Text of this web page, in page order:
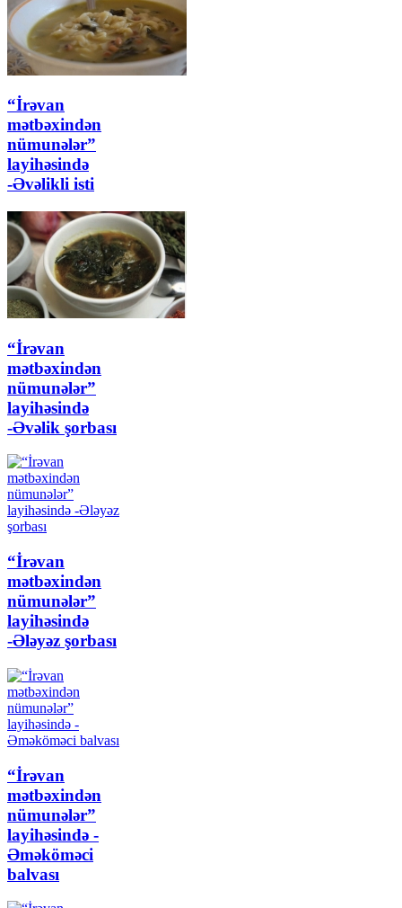
“İrəvan
mətbəxindən
nümunələr”
layihəsində
-Əvəlikli isti
“İrəvan
mətbəxindən
nümunələr”
layihəsində
-Əvəlik şorbası
“İrəvan
mətbəxindən
nümunələr”
layihəsində
-Ələyəz şorbası
“İrəvan
mətbəxindən
nümunələr”
layihəsində -
Əməköməci
balvası